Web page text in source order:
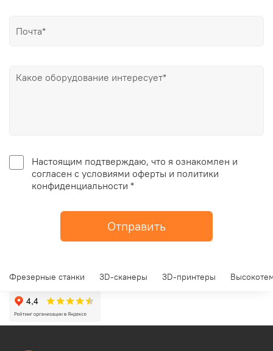
Настоящим подтверждаю, что я ознакомлен и
согласен с условиями оферты и политики
конфиденциальности *
Отправить
Фрезерные станки 3D-сканеры 3D-принтеры